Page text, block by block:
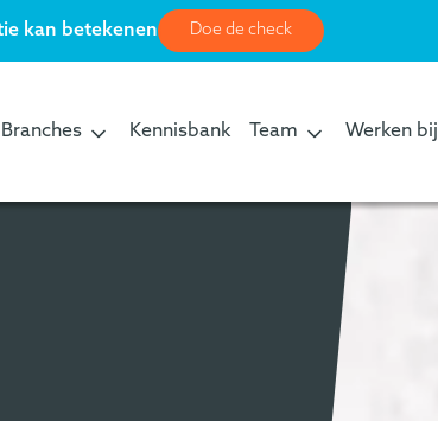
kan betekenen Doe de check
Branches Kennisbank Team Werken bij